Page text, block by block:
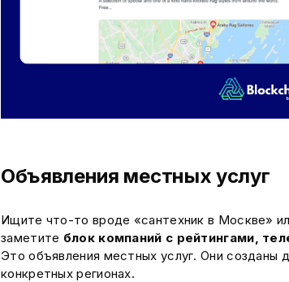
Объявления местных услуг
Ищите что-то вроде «сантехник в Москве»
заметите блок компаний с рейтингами,
Это объявления местных услуг. Они созданы
конкретных регионах.